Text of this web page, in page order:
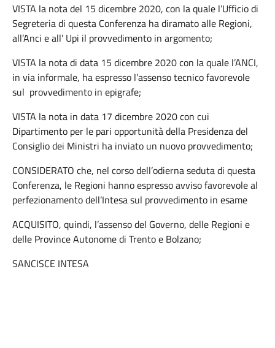
VISTA la nota del 15 dicembre 2020, con la quale l’Ufficio di
Segreteria di questa Conferenza ha diramato alle Regioni,
all’Anci e all’ Upi il provvedimento in argomento;
VISTA la nota di data 15 dicembre 2020 con la quale l’ANCI,
in via informale, ha espresso l’assenso tecnico favorevole
sul provvedimento in epigrafe;
VISTA la nota in data 17 dicembre 2020 con cui
Dipartimento per le pari opportunità della Presidenza del
Consiglio dei Ministri ha inviato un nuovo provvedimento;
CONSIDERATO che, nel corso dell’odierna seduta di questa
Conferenza, le Regioni hanno espresso avviso favorevole al
perfezionamento dell’Intesa sul provvedimento in esame
ACQUISITO, quindi, l’assenso del Governo, delle Regioni e
delle Province Autonome di Trento e Bolzano;
SANCISCE INTESA